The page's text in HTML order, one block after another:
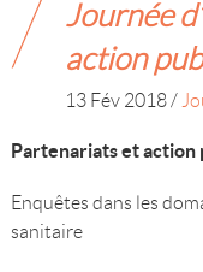
Journée
action
13 Fév 2018/
Partenariats et action
Enquêtes dans les
sanitaire